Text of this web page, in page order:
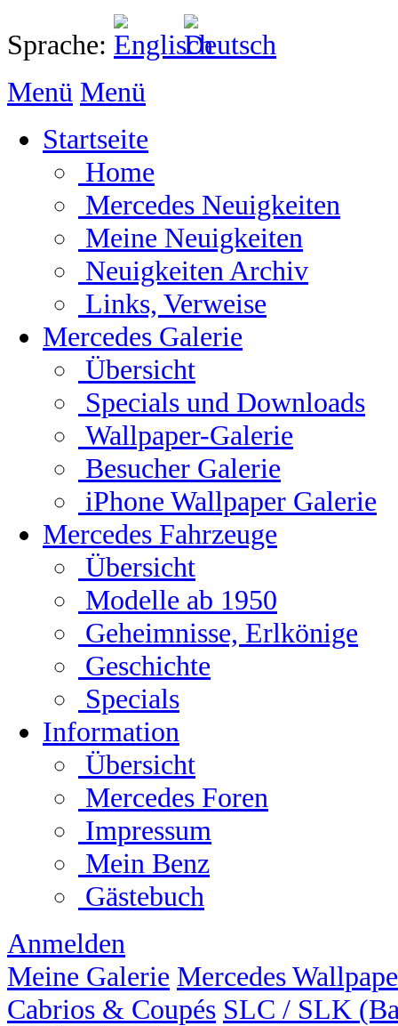
Sprache:
Menü Menü
Startseite
Home
Mercedes Neuigkeiten
Meine Neuigkeiten
Neuigkeiten Archiv
Links, Verweise
Mercedes Galerie
Übersicht
Specials und Downloads
Wallpaper-Galerie
Besucher Galerie
iPhone Wallpaper Galerie
Mercedes Fahrzeuge
Übersicht
Modelle ab 1950
Geheimnisse, Erlkönige
Geschichte
Specials
Information
Übersicht
Mercedes Foren
Impressum
Mein Benz
Gästebuch
Anmelden
Meine Galerie Mercedes
Cabrios & Coupés SLC / SLK